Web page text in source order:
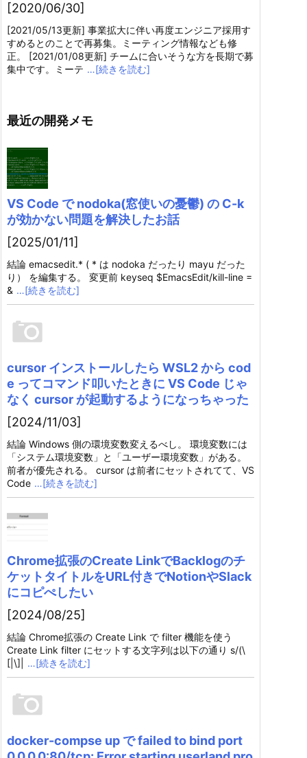
[2020/06/30]
[2021/05/13更新] 事業拡大に伴い再度エンジニア採用す
すめるとのことで再募集。ミーティング情報なども修
正。 [2021/01/08更新] チームに合いそうな方を長期で募
集中です。ミーテ …[続きを読む]
最近の開発メモ
VS Code で nodoka(窓使いの憂鬱) の C-k
が効かない問題を解決したお話
[2025/01/11]
結論 emacsedit.* ( * は nodoka だったり mayu だった
り） を編集する。 変更前 keyseq $EmacsEdit/kill-line =
& …[続きを読む]
cursor インストールしたら WSL2 から cod
e ってコマンド叩いたときに VS Code じゃ
なく cursor が起動するようになっちゃった
[2024/11/03]
結論 Windows 側の環境変数変えるべし。 環境変数には
「システム環境変数」と「ユーザー環境変数」がある。
前者が優先される。 cursor は前者にセットされてて、VS
Code …[続きを読む]
Chrome拡張のCreate LinkでBacklogのチ
ケットタイトルをURL付きでNotionやSlack
にコピぺしたい
[2024/08/25]
結論 Chrome拡張の Create Link で filter 機能を使う
Create Link filter にセットする文字列は以下の通り s/(\
[|\]|
…[続きを読む]
docker-compse up で failed to bind port